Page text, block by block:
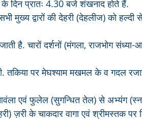
दिन प्रातः 4.30 बजे शंखनाद होते हैं.
मुख्य द्वारों की देहरी (देहलीज) को
है. चारों दर्शनों (मंगला, राजभोग
तकिया पर मेघश्याम मखमल के व गदल
एवं फुलेल (सुगन्धित तेल) से अभ्यंग
ज़री के चाकदार वागा एवं श्रीमस्तक